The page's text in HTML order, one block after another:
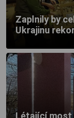
Zaplnily by
Ukrajinu
Létající most